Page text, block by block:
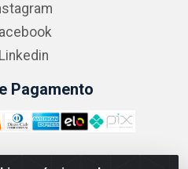
Linkedin
Pagamento